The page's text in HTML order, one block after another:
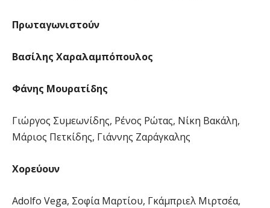
Πρωταγωνιστούν
Βασίλης Χαραλαμπόπουλος
Φάνης Μουρατίδης
Γιώργος Συμεωνίδης, Ρένος Ρώτας, Νίκη Βακάλη,
Μάριος Πετκίδης, Γιάννης Ζαράγκαλης
Χορεύουν
Adolfo Vega, Σοφία Μαρτίου, Γκάμπριελ Μιρτσέα,